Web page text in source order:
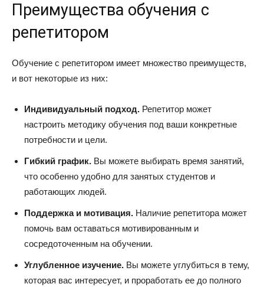
Преимущества обучения с
репетитором
Обучение с репетитором имеет множество преимуществ,
и вот некоторые из них:
Индивидуальный подход. Репетитор может
настроить методику обучения под ваши конкретные
потребности и цели.
Гибкий график. Вы можете выбирать время занятий,
что особенно удобно для занятых студентов и
работающих людей.
Поддержка и мотивация. Наличие репетитора может
помочь вам оставаться мотивированным и
сосредоточенным на обучении.
Углубленное изучение. Вы можете углубиться в тему,
которая вас интересует, и проработать ее до полного